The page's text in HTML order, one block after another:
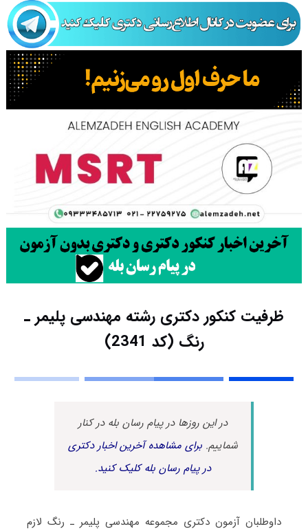
ظرفیت کنکور دکتری رشته ﻣﻬﻨﺪسی پلیمر ـ
رﻧﮓ (کد 2341)
در این روزها در پیام رسان بله در کنار
شماییم.برای مشاهده آخرین اخبار دکتری
در پیام رسان بله کلیک کنید.
داوطلبان آزمون دکتری مجموعه ﻣﻬﻨﺪسی پلیمر ـ رﻧﮓ لازم